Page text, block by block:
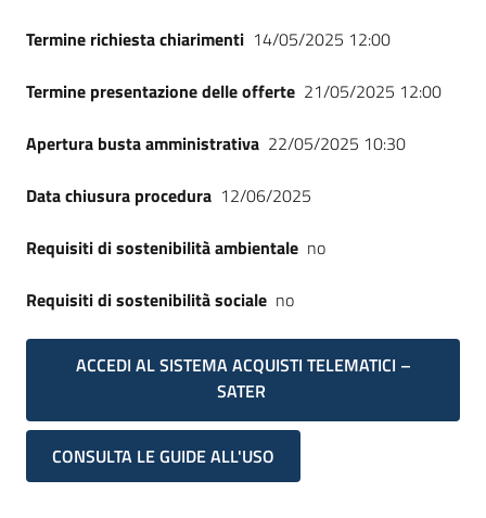
Termine richiesta chiarimenti 14/05/2025 12:00
Termine presentazione delle offerte 21/05/2025 12:00
Apertura busta amministrativa 22/05/2025 10:30
Data chiusura procedura 12/06/2025
Requisiti di sostenibilità ambientale no
Requisiti di sostenibilità sociale no
ACCEDI AL SISTEMA ACQUISTI TELEMATICI –
SATER
CONSULTA LE GUIDE ALL'USO